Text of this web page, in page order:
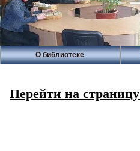
О библиотеке
Перейти на страницу